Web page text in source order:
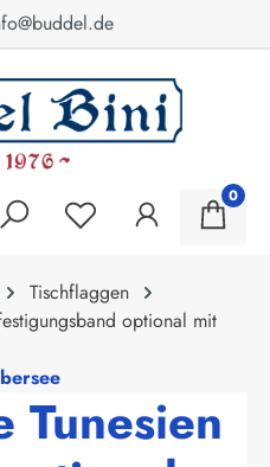
0
Tischflaggen
optional mit
Tunesien